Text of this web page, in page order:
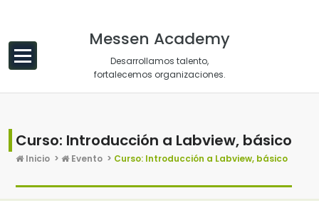
Messen Academy
Desarrollamos talento,
fortalecemos organizaciones.
Curso: Introducción a Labview, básico
Inicio > Evento > Curso: Introducción a Labview, básico